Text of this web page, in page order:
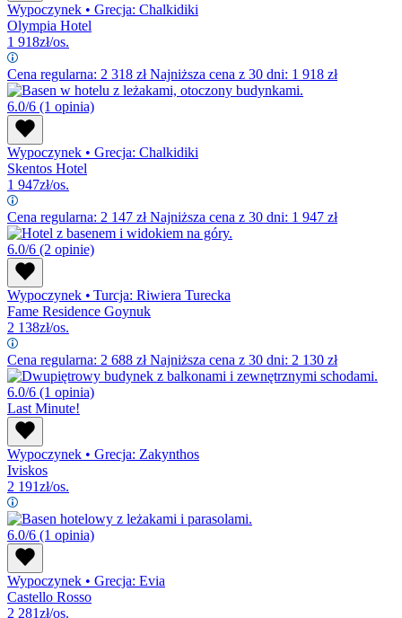
Wypoczynek • Grecja: Chalkidiki
Olympia Hotel
1 918zł/os.
Cena regularna: 2 318 złNajniższa cena z 30 dni: 1 918 zł
6.0/6 (1 opinia)
Wypoczynek • Grecja: Chalkidiki
Skentos Hotel
1 947zł/os.
Cena regularna: 2 147 złNajniższa cena z 30 dni: 1 947 zł
6.0/6 (2 opinie)
Wypoczynek • Turcja: Riwiera Turecka
Fame Residence Goynuk
2 138zł/os.
Cena regularna: 2 688 złNajniższa cena z 30 dni: 2 130 zł
6.0/6 (1 opinia)
Last Minute!
Wypoczynek • Grecja: Zakynthos
Iviskos
2 191zł/os.
6.0/6 (1 opinia)
Wypoczynek • Grecja: Evia
Castello Rosso
2 281zł/os.